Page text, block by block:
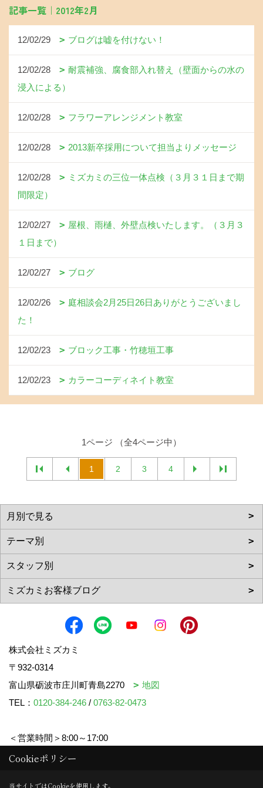
記事一覧｜2012年2月
12/02/29 ブログは嘘を付けない！
12/02/28
耐震補強、腐食部入れ替え（壁面からの水の
浸入による）
12/02/28 フラワーアレンジメント教室
12/02/28 2013新卒採用について担当よりメッセージ
12/02/28
ミズカミの三位一体点検（３月３１日まで期
間限定）
12/02/27
屋根、雨樋、外壁点検いたします。（３月３
１日まで）
12/02/27 ブログ
12/02/26
庭相談会2月25日26日ありがとうございまし
た！
12/02/23 ブロック工事・竹穂垣工事
12/02/23 カラーコーディネイト教室
1ページ （全4ページ中）
1 2 3 4
株式会社ミズカミ
〒932-0314
富山県砺波市庄川町青島2270
地図
TEL： 0120-384-246 / 0763-82-0473
＜営業時間＞8:00～17:00
＜定休日＞水曜日・祝日
Cookieポリシー
当サイトではCookieを使用します。